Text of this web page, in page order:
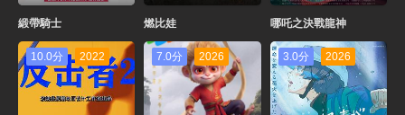
緞帶騎士 燃比娃 哪吒之決戰龍神
10.0分 2022 7.0分 2026 3.0分 2026